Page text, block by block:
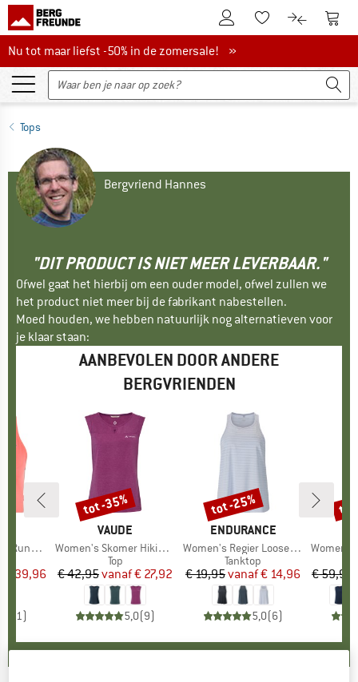
De klantenaccount
Naar deNaar de
Nu tot maar liefst -50% in de zomersale!
Nu tot maar liefst -50% in de zomersale! »
Tops
Bergvriend Hannes
"DIT PRODUCT IS NIET MEER LEVERBAAR."
Ofwel gaat het hierbij om een ouder model, ofwel zullen we
het product niet meer bij de fabrikant nabestellen.
Moed houden, we hebben natuurlijk nog alternatieven voor
je klaar staan:
AANBEVOLEN DOOR ANDERE
BERGVRIENDEN
Crop Top
prijs
€ 39,96
1)
MERK
VAUDE
Artikel
Women's Skomer Hiking Top
Productgroep
Top
Prijs
€ 42,95 Verlaagde prijs
vanaf€ 27,92
5,0(9)
Korting
tot -35%
MERK
ENDURANCE
Artikel
Women's Regier Loose Fit Top
Productgroep
Tanktop
Prijs
€ 19,95 Verlaagde prijs
vanaf€ 14,96
5,0(6)
Korting
tot -25%
Artikel
Women's Loose
€ 59,95
tot